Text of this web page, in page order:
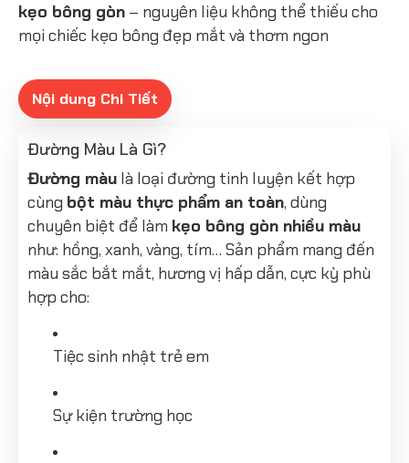
kẹo bông gòn – nguyên liệu không thể thiếu cho
mọi chiếc kẹo bông đẹp mắt và thơm ngon
Nội dung Chi Tiết
Đường Màu Là Gì?
Đường màu là loại đường tinh luyện kết hợp
cùng bột màu thực phẩm an toàn, dùng
chuyên biệt để làm kẹo bông gòn nhiều màu
như: hồng, xanh, vàng, tím… Sản phẩm mang đến
màu sắc bắt mắt, hương vị hấp dẫn, cực kỳ phù
hợp cho:
Tiệc sinh nhật trẻ em
Sự kiện trường học